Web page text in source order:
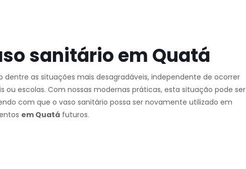
sanitário em Quatá
dentre as situações mais desagradáveis, independente de ocorrer
escolas. Com nossas modernas práticas, esta situação pode ser
com que o vaso sanitário possa ser novamente utilizado em
em Quatá futuros.